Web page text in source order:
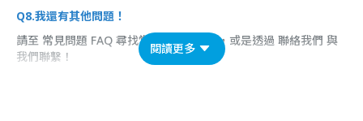
Q8.我還有其他問題！
請至 常見問題 FAQ 尋找常見問題的答案，或是透過 聯絡我們 與
我們聯繫！
閱讀更多